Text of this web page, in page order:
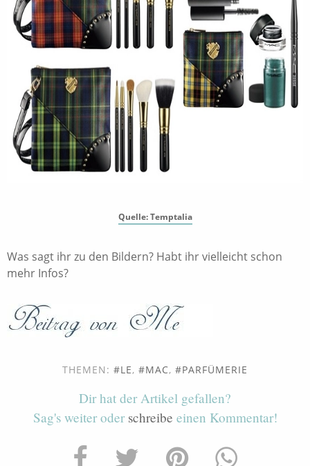
Quelle: Temptalia
Was sagt ihr zu den Bildern? Habt ihr vielleicht schon
mehr Infos?
THEMEN: LE, MAC, PARFÜMERIE
Dir hat der Artikel gefallen?
Sag's weiter oder schreibe einen Kommentar!